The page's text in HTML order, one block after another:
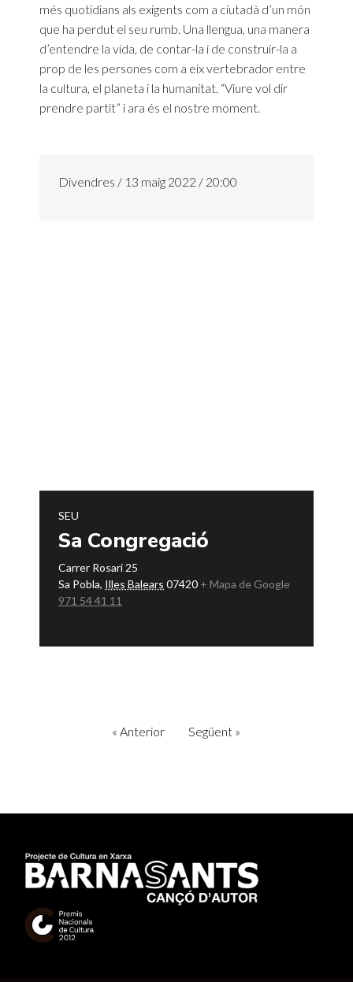
més quotidians als exigents com a ciutadà d’un món
que ha perdut el seu rumb. Una llengua, una manera
d’entendre la vida, de contar-la i de construir-la a
prop de les persones com a eix vertebrador entre
la cultura, el planeta i la humanitat. “Viure vol dir
prendre partit” i ara és el nostre moment.
Divendres / 13 maig 2022 / 20:00
SEU
Sa Congregació
Carrer Rosari 25
Sa Pobla, Illes Balears 07420 + Mapa de Google
971 54 41 11
« Anterior Següent »